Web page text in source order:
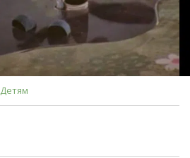
Детям